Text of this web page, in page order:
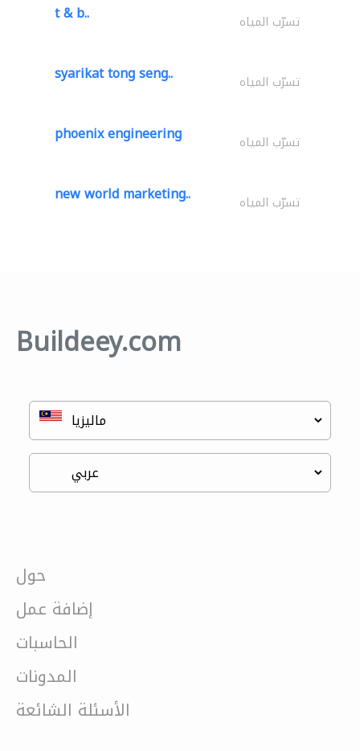
t & b.. تسرّب المياه
syarikat tong seng.. تسرّب المياه
phoenix engineering تسرّب المياه
new world marketing.. تسرّب المياه
Buildeey.com
حول
إضافة عمل
الحاسبات
المدونات
الأسئلة الشائعة